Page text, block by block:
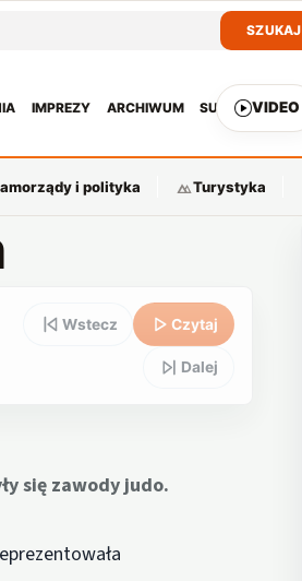
SZUKAJ
IMPREZY ARCHIWUM SUBSKRYPCJA
VIDEO
i polityka Turystyka
Wstecz Czytaj
Dalej
się zawody judo.